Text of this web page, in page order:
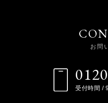
お問
受付時間 /